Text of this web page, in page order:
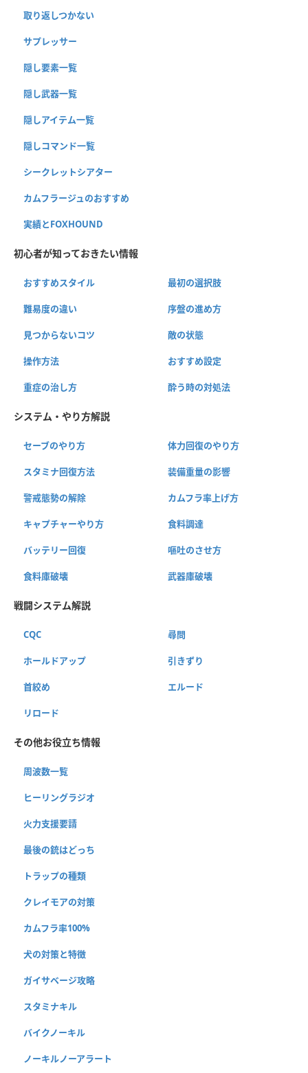
取り返しつかない
サプレッサー
隠し要素一覧
隠し武器一覧
隠しアイテム一覧
隠しコマンド一覧
シークレットシアター
カムフラージュのおすすめ
実績とFOXHOUND
初心者が知っておきたい情報
おすすめスタイル 最初の選択肢
難易度の違い 序盤の進め方
見つからないコツ 敵の状態
操作方法 おすすめ設定
重症の治し方 酔う時の対処法
システム・やり方解説
セーブのやり方 体力回復のやり方
スタミナ回復方法 装備重量の影響
警戒態勢の解除 カムフラ率上げ方
キャプチャーやり方 食料調達
バッテリー回復 嘔吐のさせ方
食料庫破壊 武器庫破壊
戦闘システム解説
CQC 尋問
ホールドアップ 引きずり
首絞め エルード
リロード
その他お役立ち情報
周波数一覧
ヒーリングラジオ
火力支援要請
最後の銃はどっち
トラップの種類
クレイモアの対策
カムフラ率100%
犬の対策と特徴
ガイサベージ攻略
スタミナキル
バイクノーキル
ノーキルノーアラート